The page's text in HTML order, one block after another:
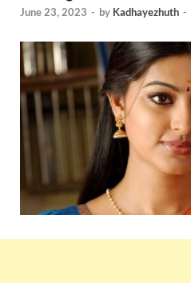
June 23, 2023 - by Kadhayezhuth -